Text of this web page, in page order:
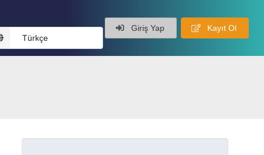
Türkçe
Giriş Yap Kayıt Ol